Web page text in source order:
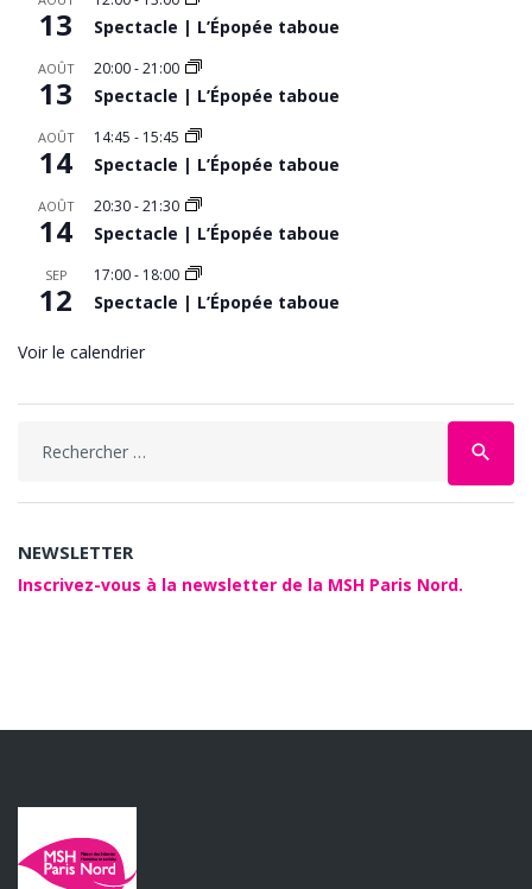
13 Spectacle | L’Épopée taboue
AOÛT
13
20:00-21:00
Spectacle | L’Épopée taboue
AOÛT
14
14:45 - 15:45
Spectacle | L’Épopée taboue
AOÛT
14
20:30-21:30
Spectacle | L’Épopée taboue
SEP
12
17:00- 18:00
Spectacle | L’Épopée taboue
Voir le calendrier
search
NEWSLETTER
Inscrivez-vous à la newsletter de la MSH Paris Nord.